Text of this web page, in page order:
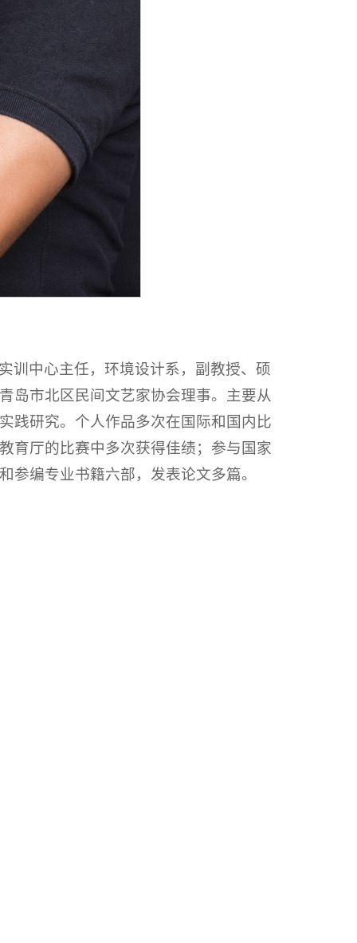
训中心主任，环境设计系，副教授、硕
岛市北区民间文艺家协会理事。主要从
践研究。个人作品多次在国际和国内比
育厅的比赛中多次获得佳绩；参与国家
编专业书籍六部，发表论文多篇。